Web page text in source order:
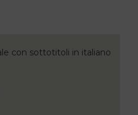
con sottotitoli in italiano